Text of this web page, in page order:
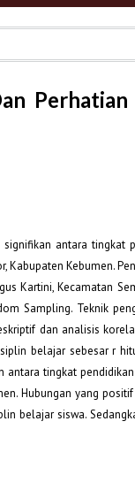
Perhatian
antara
Kabupaten Kebumen.
Kartini, Kecamatan
Sampling. Teknik
dan analisis
belajar sebesar r
tingkat
Hubungan yang
belajar siswa.